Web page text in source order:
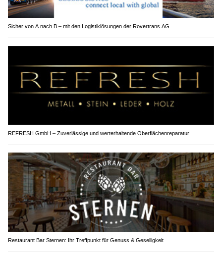
Sicher von A nach B – mit den Logistiklösungen der Rovertrans AG
REFRESH GmbH – Zuverlässige und werterhaltende Oberflächenreparatur
Restaurant Bar Sternen: Ihr Treffpunkt für Genuss & Geselligkeit